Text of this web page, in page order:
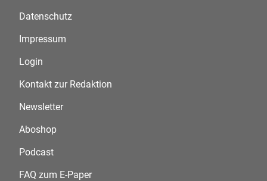
Datenschutz
Impressum
Login
Kontakt zur Redaktion
Newsletter
Aboshop
Podcast
FAQ zum E-Paper